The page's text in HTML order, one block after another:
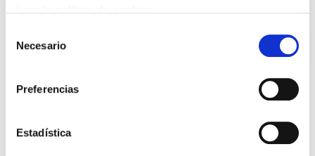
Necesario
Preferencias
Estadística
nulos los despidos de la empresa Upacat, Adegi
Acuerdo en los transitarios de Gipuzkoa, En
defensa de la plantilla de Troquenor, huelga en
Lázaro Echeverria, huelga de la plantillas de las
ITV de Irún y Urnieta, Virtisú ez itxi, Feu vert,